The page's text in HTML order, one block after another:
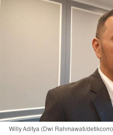
Willy Aditya (Dwi Rahmawati/detikcom)